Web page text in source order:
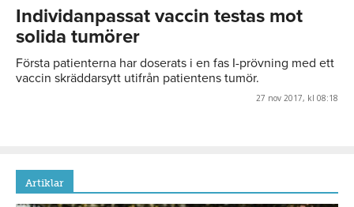
Individanpassat vaccin testas mot
solida tumörer
Första patienterna har doserats i en fas I-prövning med ett
vaccin skräddarsytt utifrån patientens tumör.
27 nov 2017, kl 08:18
Artiklar